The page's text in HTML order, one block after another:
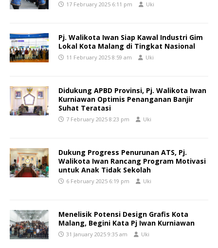
17 February 2025 6:11 pm Uki
Pj. Walikota Iwan Siap Kawal Industri Gim
Lokal Kota Malang di Tingkat Nasional
11 February 2025 8:59 am Uki
Didukung APBD Provinsi, Pj. Walikota Iwan
Kurniawan Optimis Penanganan Banjir
Suhat Teratasi
7 February 2025 8:23 pm Uki
Dukung Progress Penurunan ATS, Pj.
Walikota Iwan Rancang Program Motivasi
untuk Anak Tidak Sekolah
6 February 2025 6:19 pm Uki
Menelisik Potensi Design Grafis Kota
Malang, Begini Kata Pj Iwan Kurniawan
31 January 2025 9:35 am Uki